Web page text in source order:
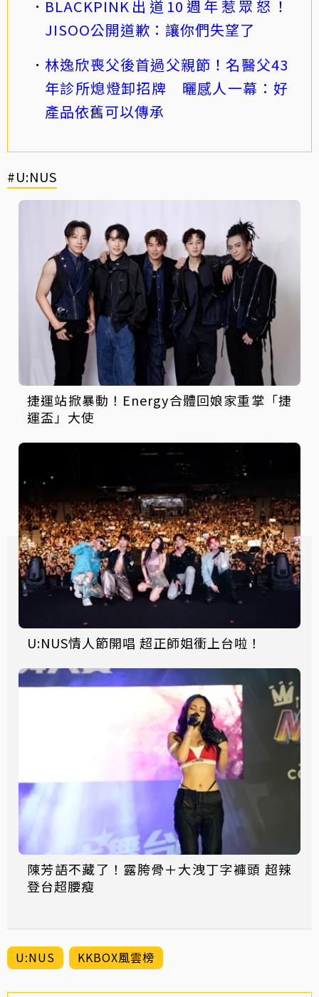
BLACKPINK出道10週年惹眾怒！
JISOO公開道歉：讓你們失望了
林逸欣喪父後首過父親節！名醫父43
年診所熄燈卸招牌 曬感人一幕：好
產品依舊可以傳承
#U:NUS
捷運站掀暴動！Energy合體回娘家重掌「捷
運盃」大使
U:NUS情人節開唱 超正師姐衝上台啦！
陳芳語不藏了！露胯骨＋大洩丁字褲頭 超辣
登台超腰瘦
U:NUS KKBOX風雲榜